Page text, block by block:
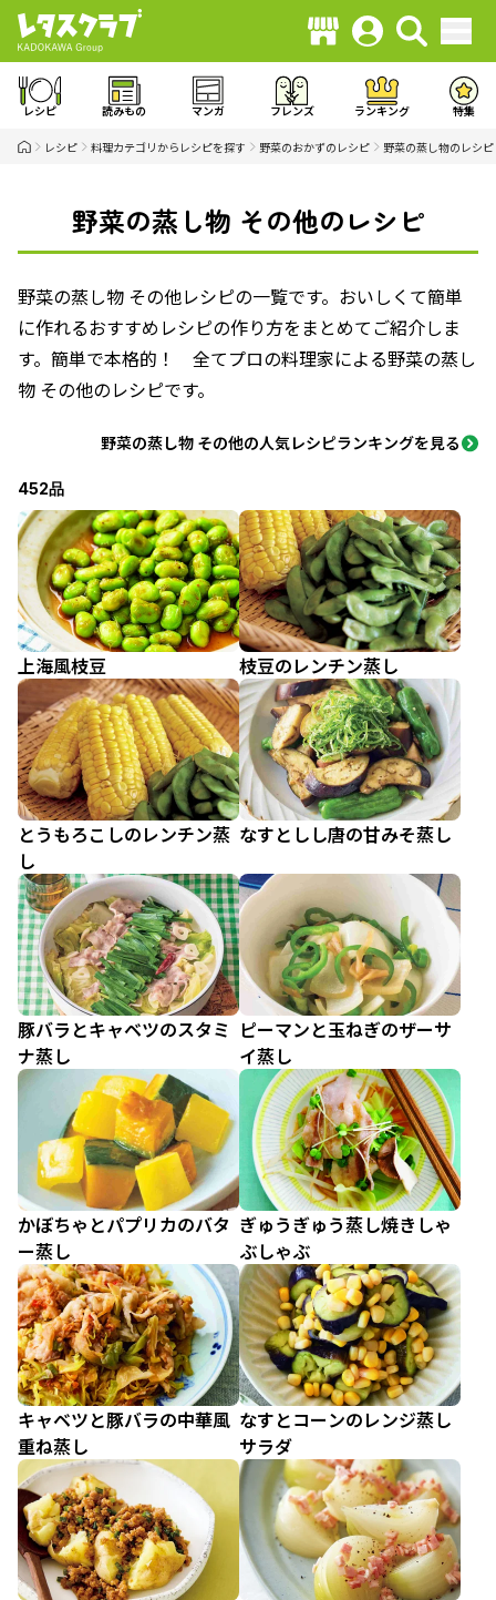
レシピ 読みもの マンガ フレンズ ランキング 特集
レシピ 料理カテゴリからレシピを探す 野菜のおかずのレシピ 野菜の蒸し物のレシピ
野菜の蒸し物 その他のレシピ
野菜の蒸し物 その他レシピの一覧です。おいしくて簡単
に作れるおすすめレシピの作り方をまとめてご紹介しま
す。簡単で本格的！ 全てプロの料理家による野菜の蒸し
物 その他のレシピです。
野菜の蒸し物 その他の人気レシピランキングを見る
452品
上海風枝豆 枝豆のレンチン蒸し
とうもろこしのレンチン蒸
し
なすとしし唐の甘みそ蒸し
豚バラとキャベツのスタミ
ナ蒸し
ピーマンと玉ねぎのザーサ
イ蒸し
かぼちゃとパプリカのバタ
ー蒸し
ぎゅうぎゅう蒸し焼きしゃ
ぶしゃぶ
キャベツと豚バラの中華風
重ね蒸し
なすとコーンのレンジ蒸し
サラダ